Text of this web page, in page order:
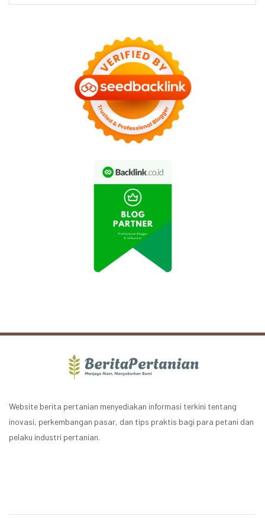
Website berita pertanian menyediakan informasi terkini tentang
inovasi, perkembangan pasar, dan tips praktis bagi para petani dan
pelaku industri pertanian.